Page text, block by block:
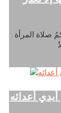
صلاة المرأة
أعدائه